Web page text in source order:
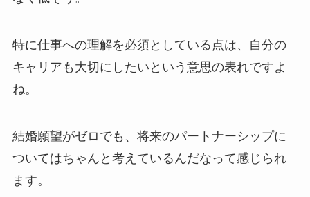
特に仕事への理解を必須としている点は、自分の
キャリアも大切にしたいという意思の表れですよ
ね。
結婚願望がゼロでも、将来のパートナーシップに
ついてはちゃんと考えているんだなって感じられ
ます。